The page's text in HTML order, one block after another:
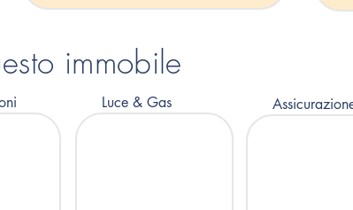
immobile
Luce & Gas